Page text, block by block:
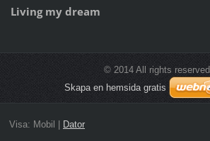
Living my dream
© 2014 All rights reserved.
Skapa en hemsida gratis
Visa: Mobil Dator